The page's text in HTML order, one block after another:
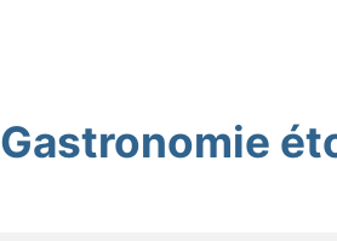
Gastronomie